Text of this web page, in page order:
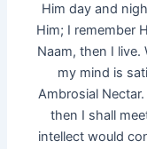
Him day and
Him; I remember
Naam, then I live.
my mind is
Ambrosial
then I shall
intellect would